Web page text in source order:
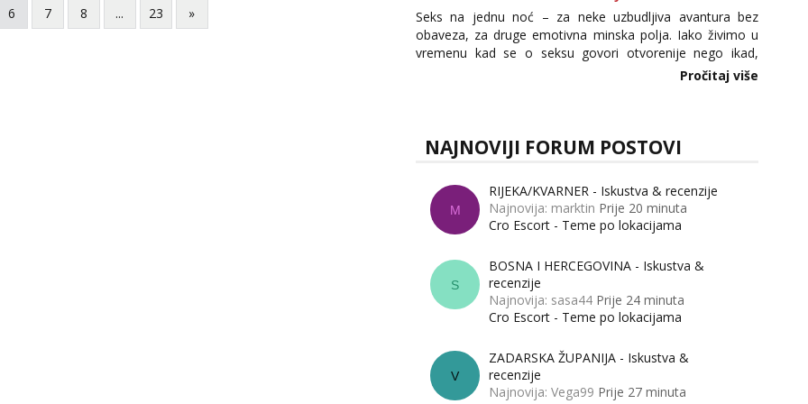
6 7 8 ... 23 »
Seks na jednu noć – za neke uzbudljiva avantura bez
obaveza, za druge emotivna minska polja. Iako živimo u
vremenu kad se o seksu govori otvorenije nego ikad,
tema „jedne noći strasti“ i dalje izaziva burne rasprave. Što
Pročitaj više
NAJNOVIJI FORUM POSTOVI
M
RIJEKA/KVARNER - Iskustva & recenzije
Najnovija: marktin Prije 20 minuta
Cro Escort - Teme po lokacijama
S
BOSNA I HERCEGOVINA - Iskustva &
recenzije
Najnovija: sasa44 Prije 24 minuta
Cro Escort - Teme po lokacijama
V
ZADARSKA ŽUPANIJA - Iskustva &
recenzije
Najnovija: Vega99 Prije 27 minuta